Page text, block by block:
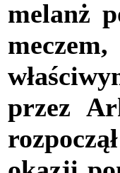
melanż
przez